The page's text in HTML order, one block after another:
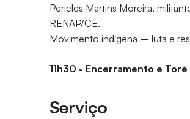
Péricles Martins Moreira,
RENAP/CE.
Movimento indígena – luta e
11h30 - Encerramento e Toré
Serviço